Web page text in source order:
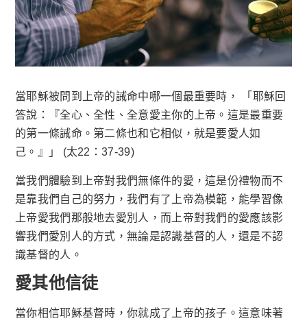
當耶穌被問到上帝的誡命中哪一個最重要時， 「耶穌回
答說：『全心、全性、全意愛主你的上帝。這是最重要
的第一條誡命。第二條也和它相似，就是要愛人如
己。』」 (太22：37-39)
當我們體驗到上帝對我們無條件的愛，這是份禮物而不
是靠我們自己的努力，我們有了上帝為模範，能學習像
上帝愛我們那般地去愛別人，而上帝對我們的愛應該影
響我們愛別人的方式，無論是認識基督的人，還是不認
識基督的人。
愛其他信徒
當你相信耶穌基督時，你就成了上帝的孩子。這意味著